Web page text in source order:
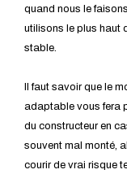
quand nous le
utilisons le plus haut
stable.
Il faut savoir que le
adaptable vous fera
du constructeur en
souvent mal monté,
courir de vrai risque